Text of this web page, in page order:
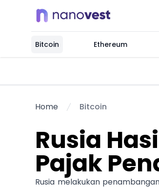
Bitcoin Ethereum
Home Bitcoin
Rusia
Pajak
Rusia melakukan